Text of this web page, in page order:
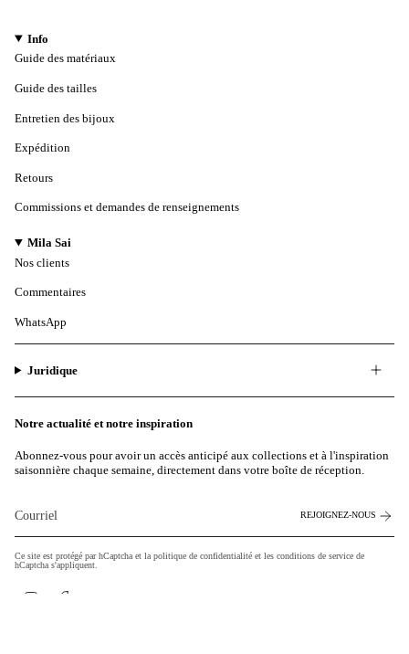
Info
Guide des matériaux
Guide des tailles
Entretien des bijoux
Expédition
Retours
Commissions et demandes de renseignements
Mila Sai
Nos clients
Commentaires
WhatsApp
Juridique
Notre actualité et notre inspiration
Abonnez-vous pour avoir un accès anticipé aux collections et à l'inspiration
saisonnière chaque semaine, directement dans votre boîte de réception.
REJOIGNEZ-NOUS
Ce site est protégé par hCaptcha et la politique de confidentialité et les conditions de service de
hCaptcha s'appliquent.
Instagram